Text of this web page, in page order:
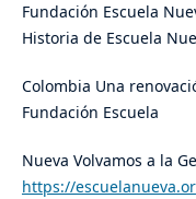
Fundación Escuela
Historia de Escuela
Colombia Una
Fundación Escuela
Nueva Volvamos a la
https://